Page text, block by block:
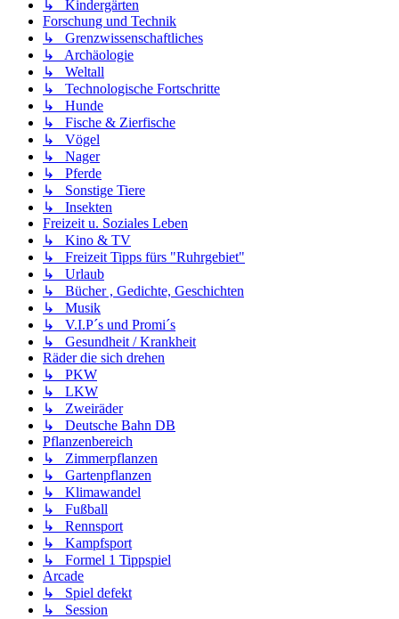
↳ Kindergärten
Forschung und Technik
↳ Grenzwissenschaftliches
↳ Archäologie
↳ Weltall
↳ Technologische Fortschritte
↳ Hunde
↳ Fische & Zierfische
↳ Vögel
↳ Nager
↳ Pferde
↳ Sonstige Tiere
↳ Insekten
Freizeit u. Soziales Leben
↳ Kino & TV
↳ Freizeit Tipps fürs "Ruhrgebiet"
↳ Urlaub
↳ Bücher , Gedichte, Geschichten
↳ Musik
↳ V.I.P´s und Promi´s
↳ Gesundheit / Krankheit
Räder die sich drehen
↳ PKW
↳ LKW
↳ Zweiräder
↳ Deutsche Bahn DB
Pflanzenbereich
↳ Zimmerpflanzen
↳ Gartenpflanzen
↳ Klimawandel
↳ Fußball
↳ Rennsport
↳ Kampfsport
↳ Formel 1 Tippspiel
Arcade
↳ Spiel defekt
↳ Session